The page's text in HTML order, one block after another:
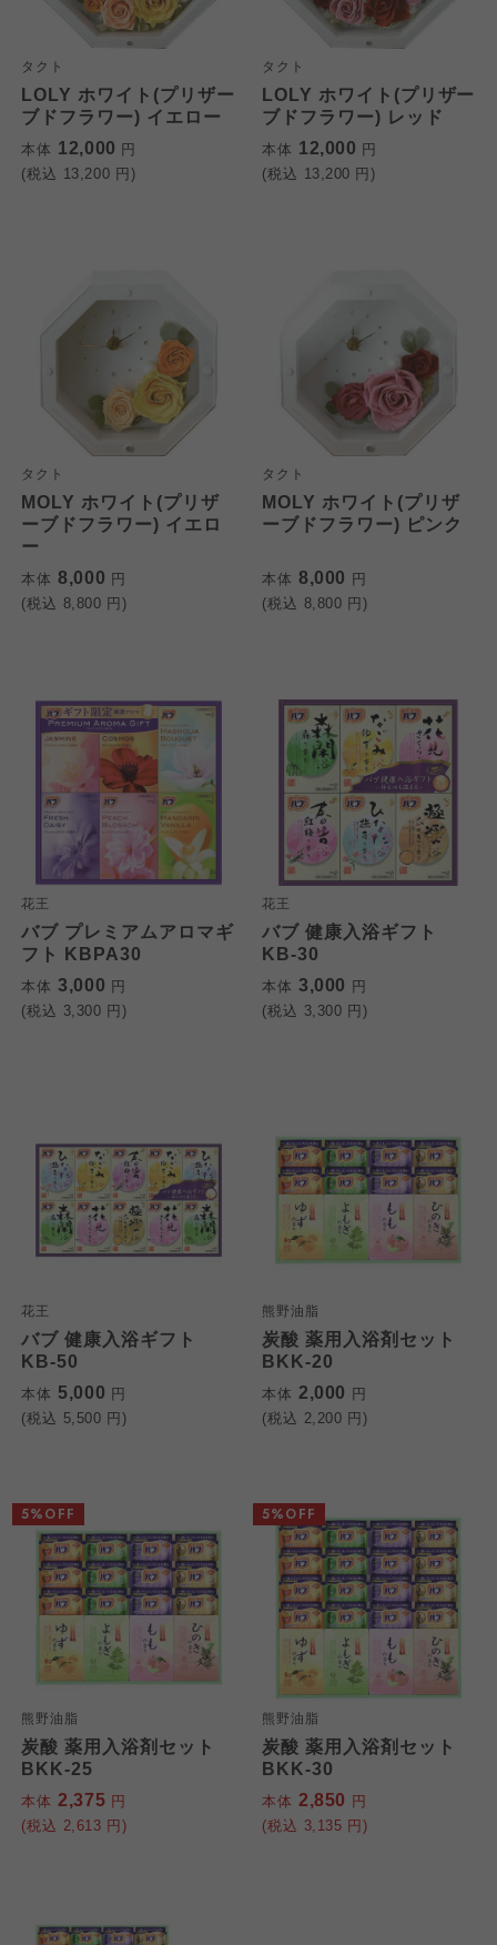
タクト
LOLY ホワイト(プリザー
ブドフラワー) イエロー
本体 12,000 円
(税込 13,200 円)
タクト
LOLY ホワイト(プリザー
ブドフラワー) レッド
本体 12,000 円
(税込 13,200 円)
タクト
MOLY ホワイト(プリザ
ーブドフラワー) イエロ
ー
本体 8,000 円
(税込 8,800 円)
タクト
MOLY ホワイト(プリザ
ーブドフラワー) ピンク
本体 8,000 円
(税込 8,800 円)
花王
バブ プレミアムアロマギ
フト KBPA30
本体 3,000 円
(税込 3,300 円)
花王
バブ 健康入浴ギフト
KB-30
本体 3,000 円
(税込 3,300 円)
花王
バブ 健康入浴ギフト
KB-50
本体 5,000 円
(税込 5,500 円)
熊野油脂
炭酸 薬用入浴剤セット
BKK-20
本体 2,000 円
(税込 2,200 円)
熊野油脂
炭酸 薬用入浴剤セット
BKK-25
本体 2,375 円
(税込 2,613 円)
5%OFF
熊野油脂
炭酸 薬用入浴剤セット
BKK-30
本体 2,850 円
(税込 3,135 円)
5%OFF